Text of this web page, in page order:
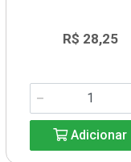
R$ 28,25
Adicionar